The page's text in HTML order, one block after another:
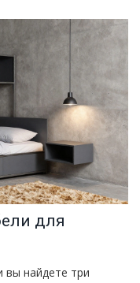
для
вы найдете три